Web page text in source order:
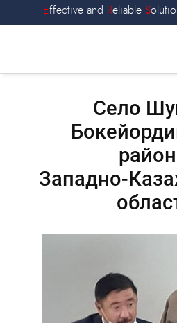
Effective and Reliable S
Село
Западно-